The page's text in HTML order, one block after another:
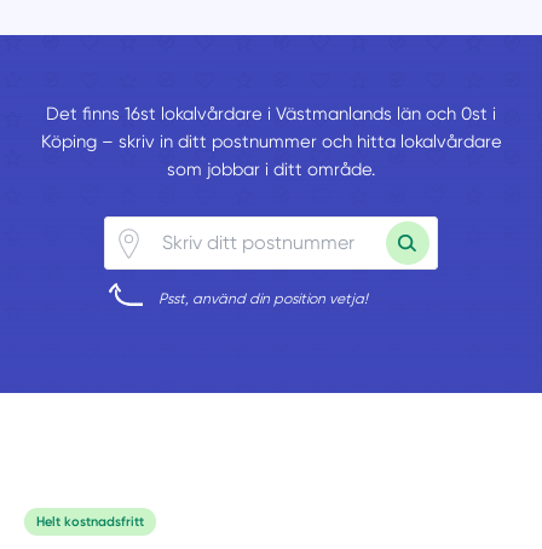
Det finns 16st lokalvårdare i Västmanlands län och 0st i
Köping – skriv in ditt postnummer och hitta lokalvårdare
som jobbar i ditt område.
Psst, använd din position vetja!
Helt kostnadsfritt